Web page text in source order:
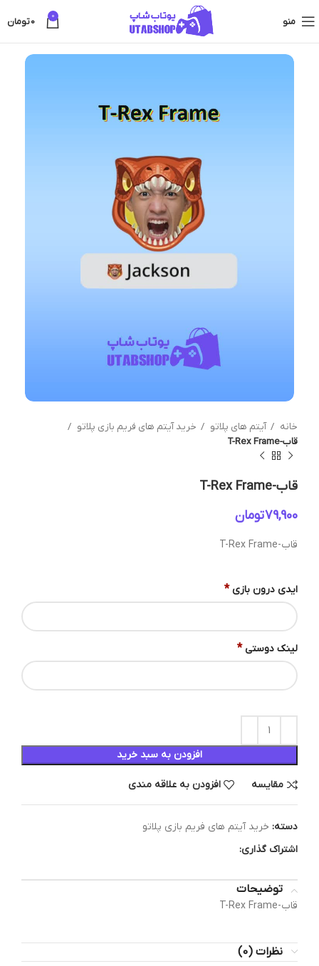
منو 0
0تومان
خانه آیتم های پلاتو
خرید آیتم های فریم بازی پلاتو
قاب-T-Rex Frame
قاب-T-Rex Frame
تومان
قاب-T-Rex Frame
ایدی درون بازی *
لینک دوستی *
افزودن به سبد خرید
مقایسه افزودن به علاقه مندی
دسته: خرید آیتم های فریم بازی پلاتو
اشتراک گذاری:
توضیحات
قاب-T-Rex Frame
نظرات (0)